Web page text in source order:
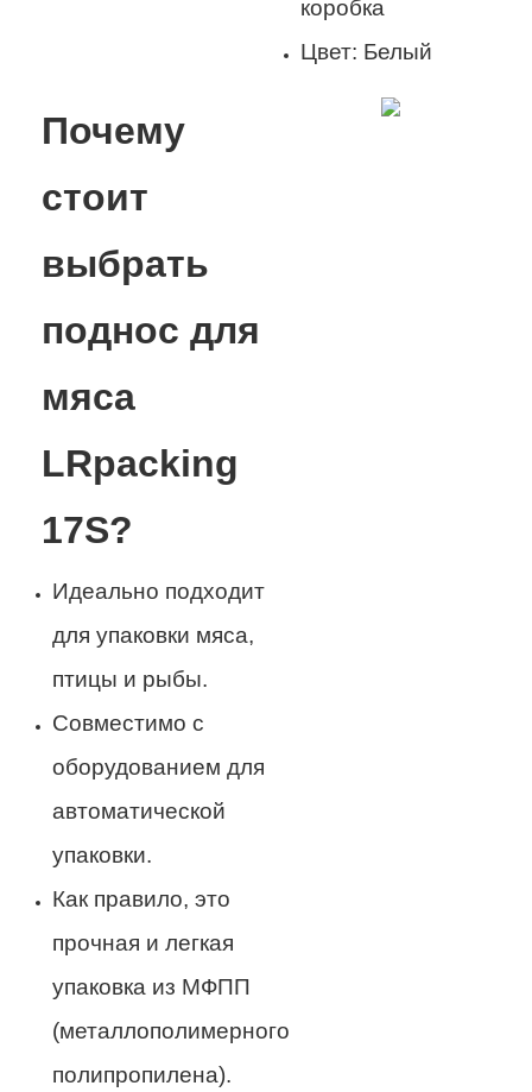
коробка
Цвет: Белый
Почему
стоит
выбрать
поднос для
мяса
LRpacking
17S?
Идеально подходит
для упаковки мяса,
птицы и рыбы.
Совместимо с
оборудованием для
автоматической
упаковки.
Как правило, это
прочная и легкая
упаковка из МФПП
(металлополимерного
полипропилена).